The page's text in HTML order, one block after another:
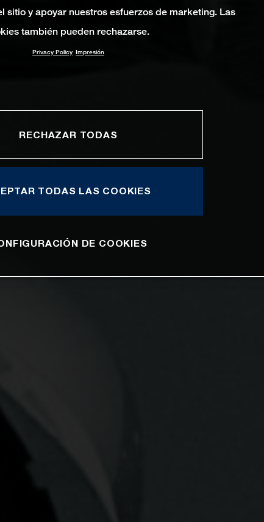
sitio y apoyar nuestros esfuerzos de marketing. Las
también pueden rechazarse.
Privacy Policy Impresión
RECHAZAR TODAS
TODAS LAS COOKIES
DE COOKIES